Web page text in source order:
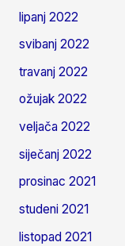
lipanj 2022
svibanj 2022
travanj 2022
ožujak 2022
veljača 2022
siječanj 2022
prosinac 2021
studeni 2021
listopad 2021